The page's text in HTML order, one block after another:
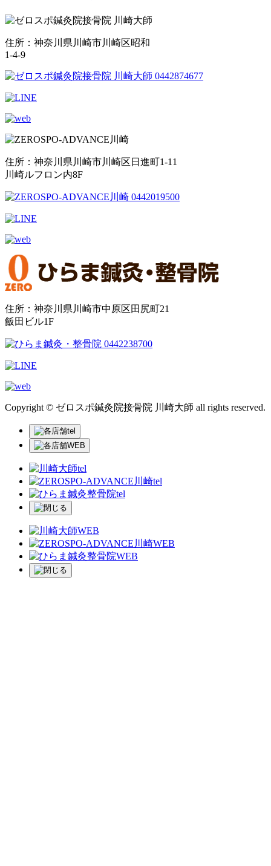
住所：神奈川県川崎市川崎区昭和
1-4-9
住所：神奈川県川崎市川崎区日進町1-11
川崎ルフロン内8F
住所：神奈川県川崎市中原区田尻町21
飯田ビル1F
Copyright © ゼロスポ鍼灸院接骨院 川崎大師 all rights reserved.